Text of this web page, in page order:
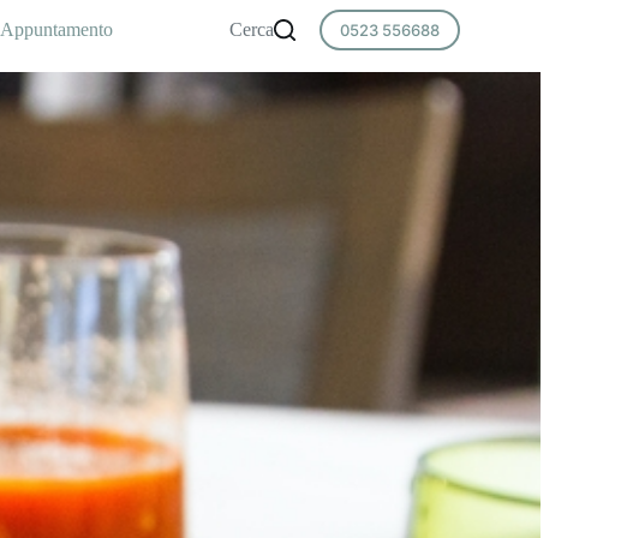
Appuntamento Cerca 0523 556688